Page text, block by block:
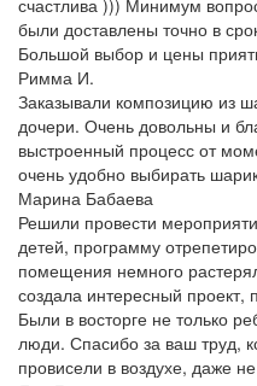
были доставлены точно в
Большой выбор и цены
Римма И.
Заказывали композицию из
дочери. Очень довольны и
выстроенный процесс от
очень удобно выбирать
Марина Бабаева
Решили провести
детей, программу
помещения немного
создала интересный проект,
Были в восторге не только
люди. Спасибо за ваш труд,
провисели в воздухе, даже